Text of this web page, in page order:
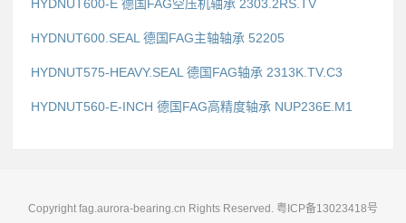
HYDNUT600-E 德国FAG空压机轴承 2303.2RS.TV
HYDNUT600.SEAL 德国FAG主轴轴承 52205
HYDNUT575-HEAVY.SEAL 德国FAG轴承 2313K.TV.C3
HYDNUT560-E-INCH 德国FAG高精度轴承 NUP236E.M1
Copyright fag.aurora-bearing.cn Rights Reserved. 粤ICP备13023418号